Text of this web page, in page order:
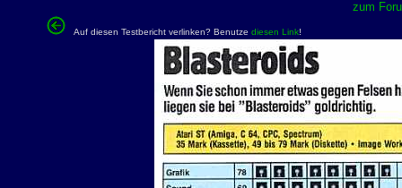
zum
Auf diesen Testbericht verlinken? Benutze diesen Link!